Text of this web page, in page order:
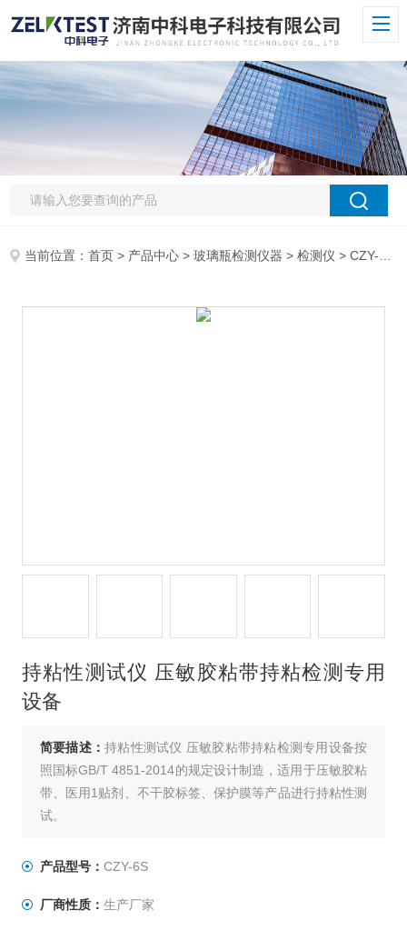
当前位置：首页 > 产品中心 >玻璃瓶检测仪器 >检测仪 > CZY-6S持粘性测试仪 压敏胶粘带持粘检测专用设备
持粘性测试仪 压敏胶粘带持粘检测专用
设备
简要描述：持粘性测试仪 压敏胶粘带持粘检测专用设备按
照国标GB/T 4851-2014的规定设计制造，适用于压敏胶粘
带、医用1贴剂、不干胶标签、保护膜等产品进行持粘性测
试。
产品型号： CZY-6S
厂商性质： 生产厂家